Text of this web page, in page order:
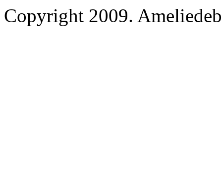
Copyright 2009.